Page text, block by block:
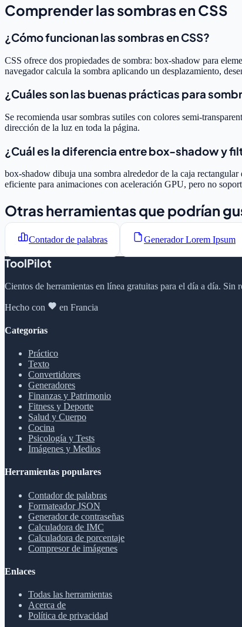
Comprender las sombras en CSS
¿Cómo funcionan las sombras en CSS?
CSS ofrece dos propiedades de sombra: box-shadow para
navegador calcula la sombra aplicando un desplazamiento,
¿Cuáles son las buenas prácticas para
Se recomienda usar sombras sutiles con colores semi-
dirección de la luz en toda la página.
¿Cuál es la diferencia entre box-shadow y
box-shadow dibuja una sombra alrededor de la caja
eficiente para animaciones con aceleración GPU, pero no
Otras herramientas que podrían
Contador de palabras Generador Lorem Ipsum
ToolPilot
Cientos de herramientas en línea gratuitas para el día a día. Sin
Hecho con en Francia
Categorías
Práctico
Texto
Convertidores
Generadores
Finanzas y Patrimonio
Fitness y Deporte
Salud y Cuerpo
Cocina
Psicología y Tests
Imágenes y Medios
Herramientas populares
Contador de palabras
Formateador JSON
Generador de contraseñas
Calculadora de IMC
Calculadora de porcentaje
Compresor de imágenes
Enlaces
Todas las herramientas
Acerca de
Política de privacidad